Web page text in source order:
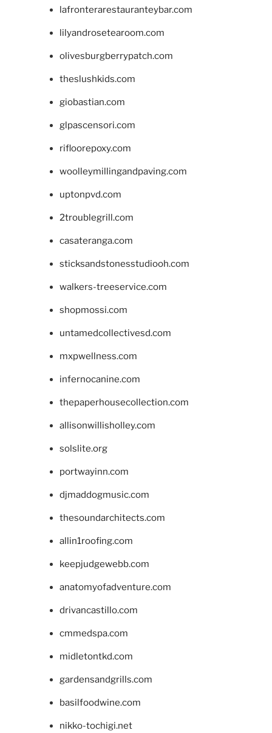
lafronterarestauranteybar.com
lilyandrosetearoom.com
olivesburgberrypatch.com
theslushkids.com
giobastian.com
glpascensori.com
rifloorepoxy.com
woolleymillingandpaving.com
uptonpvd.com
2troublegrill.com
casateranga.com
sticksandstonesstudiooh.com
walkers-treeservice.com
shopmossi.com
untamedcollectivesd.com
mxpwellness.com
infernocanine.com
thepaperhousecollection.com
allisonwillisholley.com
solslite.org
portwayinn.com
djmaddogmusic.com
thesoundarchitects.com
allin1roofing.com
keepjudgewebb.com
anatomyofadventure.com
drivancastillo.com
cmmedspa.com
midletontkd.com
gardensandgrills.com
basilfoodwine.com
nikko-tochigi.net